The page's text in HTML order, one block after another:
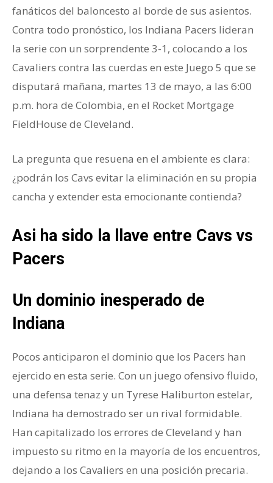
fanáticos del baloncesto al borde de sus asientos.
Contra todo pronóstico, los Indiana Pacers lideran
la serie con un sorprendente 3-1, colocando a los
Cavaliers contra las cuerdas en este Juego 5 que se
disputará mañana, martes 13 de mayo, a las 6:00
p.m. hora de Colombia, en el Rocket Mortgage
FieldHouse de Cleveland.
La pregunta que resuena en el ambiente es clara:
¿podrán los Cavs evitar la eliminación en su propia
cancha y extender esta emocionante contienda?
Asi ha sido la llave entre Cavs vs
Pacers
Un dominio inesperado de
Indiana
Pocos anticiparon el dominio que los Pacers han
ejercido en esta serie. Con un juego ofensivo fluido,
una defensa tenaz y un Tyrese Haliburton estelar,
Indiana ha demostrado ser un rival formidable.
Han capitalizado los errores de Cleveland y han
impuesto su ritmo en la mayoría de los encuentros,
dejando a los Cavaliers en una posición precaria.